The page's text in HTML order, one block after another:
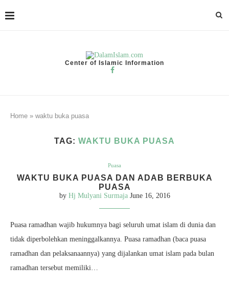
Center of Islamic Information
Home » waktu buka puasa
TAG: WAKTU BUKA PUASA
Puasa
WAKTU BUKA PUASA DAN ADAB BERBUKA
PUASA
by Hj Mulyani Surmaja June 16, 2016
Puasa ramadhan wajib hukumnya bagi seluruh umat islam di dunia dan
tidak diperbolehkan meninggalkannya. Puasa ramadhan (baca puasa
ramadhan dan pelaksanaannya) yang dijalankan umat islam pada bulan
ramadhan tersebut memiliki…